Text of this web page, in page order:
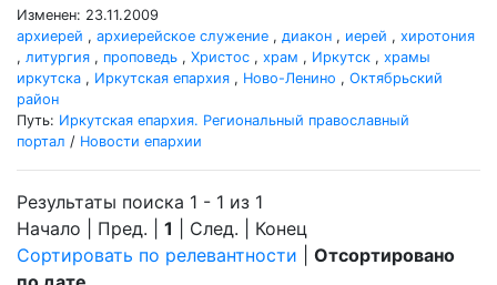
Изменен: 23.11.2009
архиерей , архиерейское служение , диакон , иерей , хиротония
, литургия , проповедь , Христос , храм , Иркутск , храмы
иркутска , Иркутская епархия , Ново-Ленино , Октябрьский
район
Путь: Иркутская епархия. Региональный православный
портал / Новости епархии
Результаты поиска 1 - 1 из 1
Начало | Пред. | 1 | След. | Конец
Сортировать по релевантности
Отсортировано